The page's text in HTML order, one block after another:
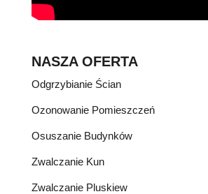
NASZA OFERTA
Odgrzybianie Ścian
Ozonowanie Pomieszczeń
Osuszanie Budynków
Zwalczanie Kun
Zwalczanie Pluskiew